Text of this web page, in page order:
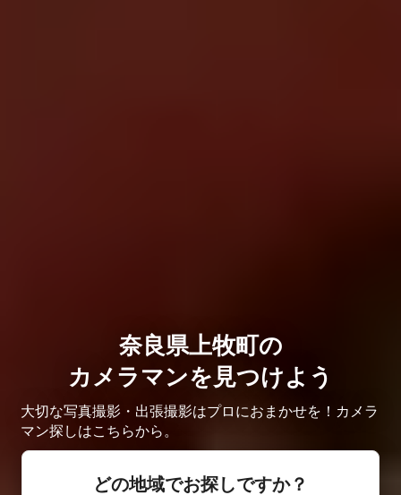
奈良県上牧町の
カメラマンを見つけよう
大切な写真撮影・出張撮影はプロにおまかせを！カメラ
マン探しはこちらから。
どの地域でお探しですか？